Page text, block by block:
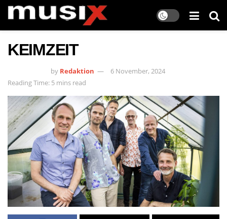
KEIMZEIT
by Redaktion
6 November, 2024
Reading Time: 5 mins read